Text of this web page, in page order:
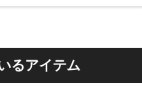
るアイテム